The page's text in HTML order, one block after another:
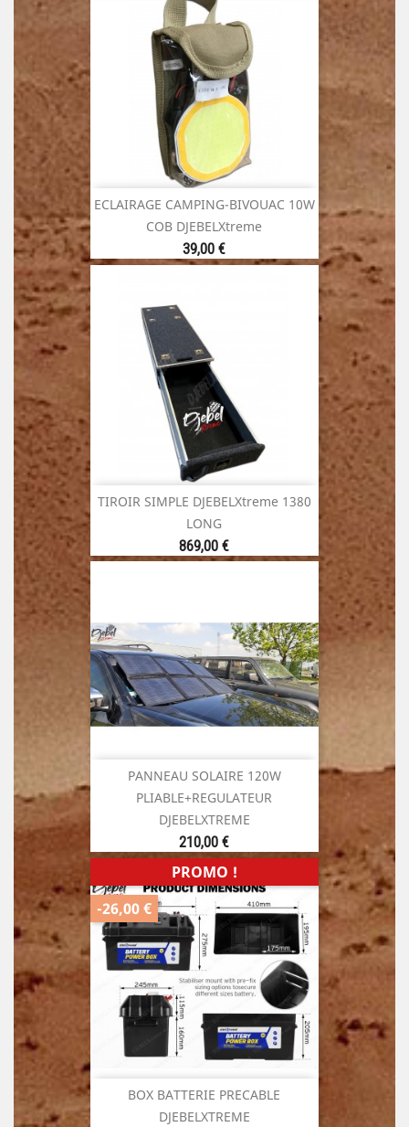
ECLAIRAGE CAMPING-BIVOUAC 10W
COB DJEBELXtreme
Prix
39,00 €
TIROIR SIMPLE DJEBELXtreme 1380
LONG
Prix
869,00 €
PANNEAU SOLAIRE 120W
PLIABLE+REGULATEUR
DJEBELXTREME
Prix
210,00 €
BOX BATTERIE PRECABLE
DJEBELXTREME
PROMO !
-26,00 €